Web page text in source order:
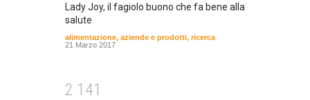
Lady Joy, il fagiolo buono che fa bene alla
salute
alimentazione, aziende e prodotti, ricerca
21 Marzo 2017
2 1 41